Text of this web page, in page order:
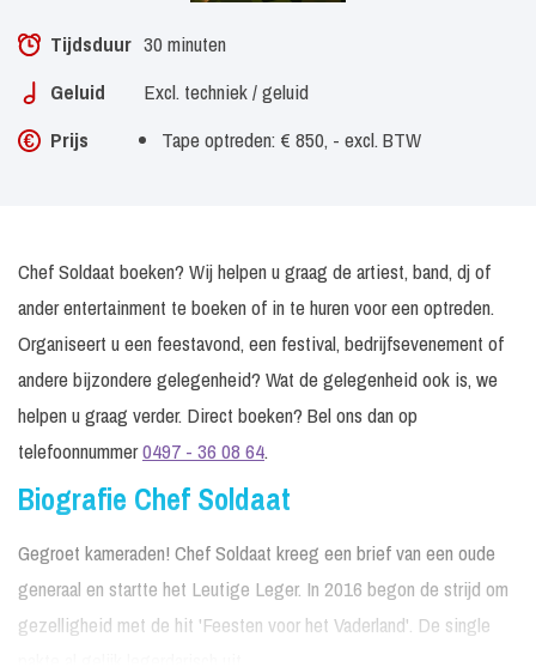
Tijdsduur 30 minuten
Geluid
Excl. techniek / geluid
Prijs
Tape optreden: € 850, - excl. BTW
Chef Soldaat boeken? Wij helpen u graag de artiest, band, dj of
ander entertainment te boeken of in te huren voor een optreden.
Organiseert u een feestavond, een festival, bedrijfsevenement of
andere bijzondere gelegenheid? Wat de gelegenheid ook is, we
helpen u graag verder. Direct boeken? Bel ons dan op
telefoonnummer0497 - 36 08 64.
Biografie Chef Soldaat
Gegroet kameraden! Chef Soldaat kreeg een brief van een oude
generaal en startte het Leutige Leger. In 2016 begon de strijd om
gezelligheid met de hit 'Feesten voor het Vaderland'. De single